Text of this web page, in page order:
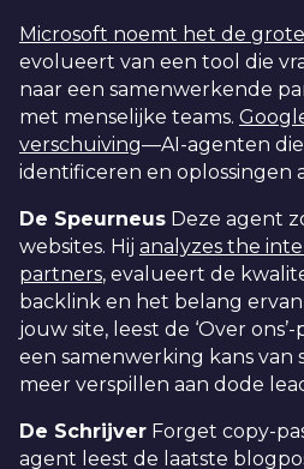
Microsoft noemt het de
evolueert van een tool die
naar een samenwerkende
met menselijke teams.
verschuiving—AI-agenten
identificeren en oplossingen
De Speurneus Deze agent
websites. Hij analyzes the
partners, evalueert de
backlink en het belang
jouw site, leest de ‘Over
een samenwerking kans van
meer verspillen aan dode
De Schrijver Forget copy-
agent leest de laatste